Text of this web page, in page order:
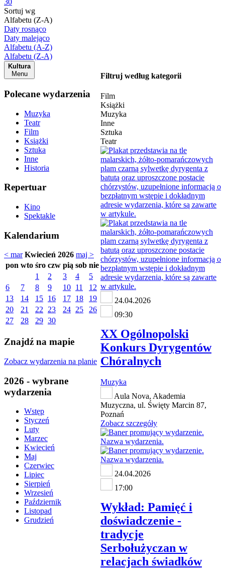
30
Sortuj wg
Alfabetu (Z-A)
Daty rosnąco
Daty malejąco
Alfabetu (A-Z)
Alfabetu (Z-A)
Kultura
Menu
Polecane wydarzenia
Muzyka
Teatr
Film
Książki
Sztuka
Inne
Historia
Repertuar
Kino
Spektakle
Kalendarium
< mar Kwiecień 2026 maj >
pon wto śro czw pią sob nie
1
2 3 4
5
6
7 8 9 10 11
12
13
14 15 16 17 18
19
20
21 22 23 24 25
26
27
28 29 30
Znajdź na mapie
Zobacz wydarzenia na planie
2026 - wybrane
wydarzenia
Wstęp
Styczeń
Luty
Marzec
Kwiecień
Maj
Czerwiec
Lipiec
Sierpień
Wrzesień
Październik
Listopad
Grudzień
Filtruj według kategorii
Film
Książki
Muzyka
Inne
Sztuka
Teatr
24.04.2026
09:30
XX Ogólnopolski
Konkurs Dyrygentów
Chóralnych
Muzyka
Aula Nova, Akademia
Muzyczna, ul. Święty Marcin 87,
Poznań
Zobacz szczegóły
24.04.2026
17:00
Wykład: Pamięć i
doświadczenie -
tradycje
Serbołużyczan w
relacjach świadków